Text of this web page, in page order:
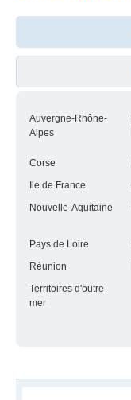
Auvergne-Rhône-
Alpes
Corse
Ile de France
Nouvelle-Aquitaine
Pays de Loire
Réunion
Territoires d'outre-
mer